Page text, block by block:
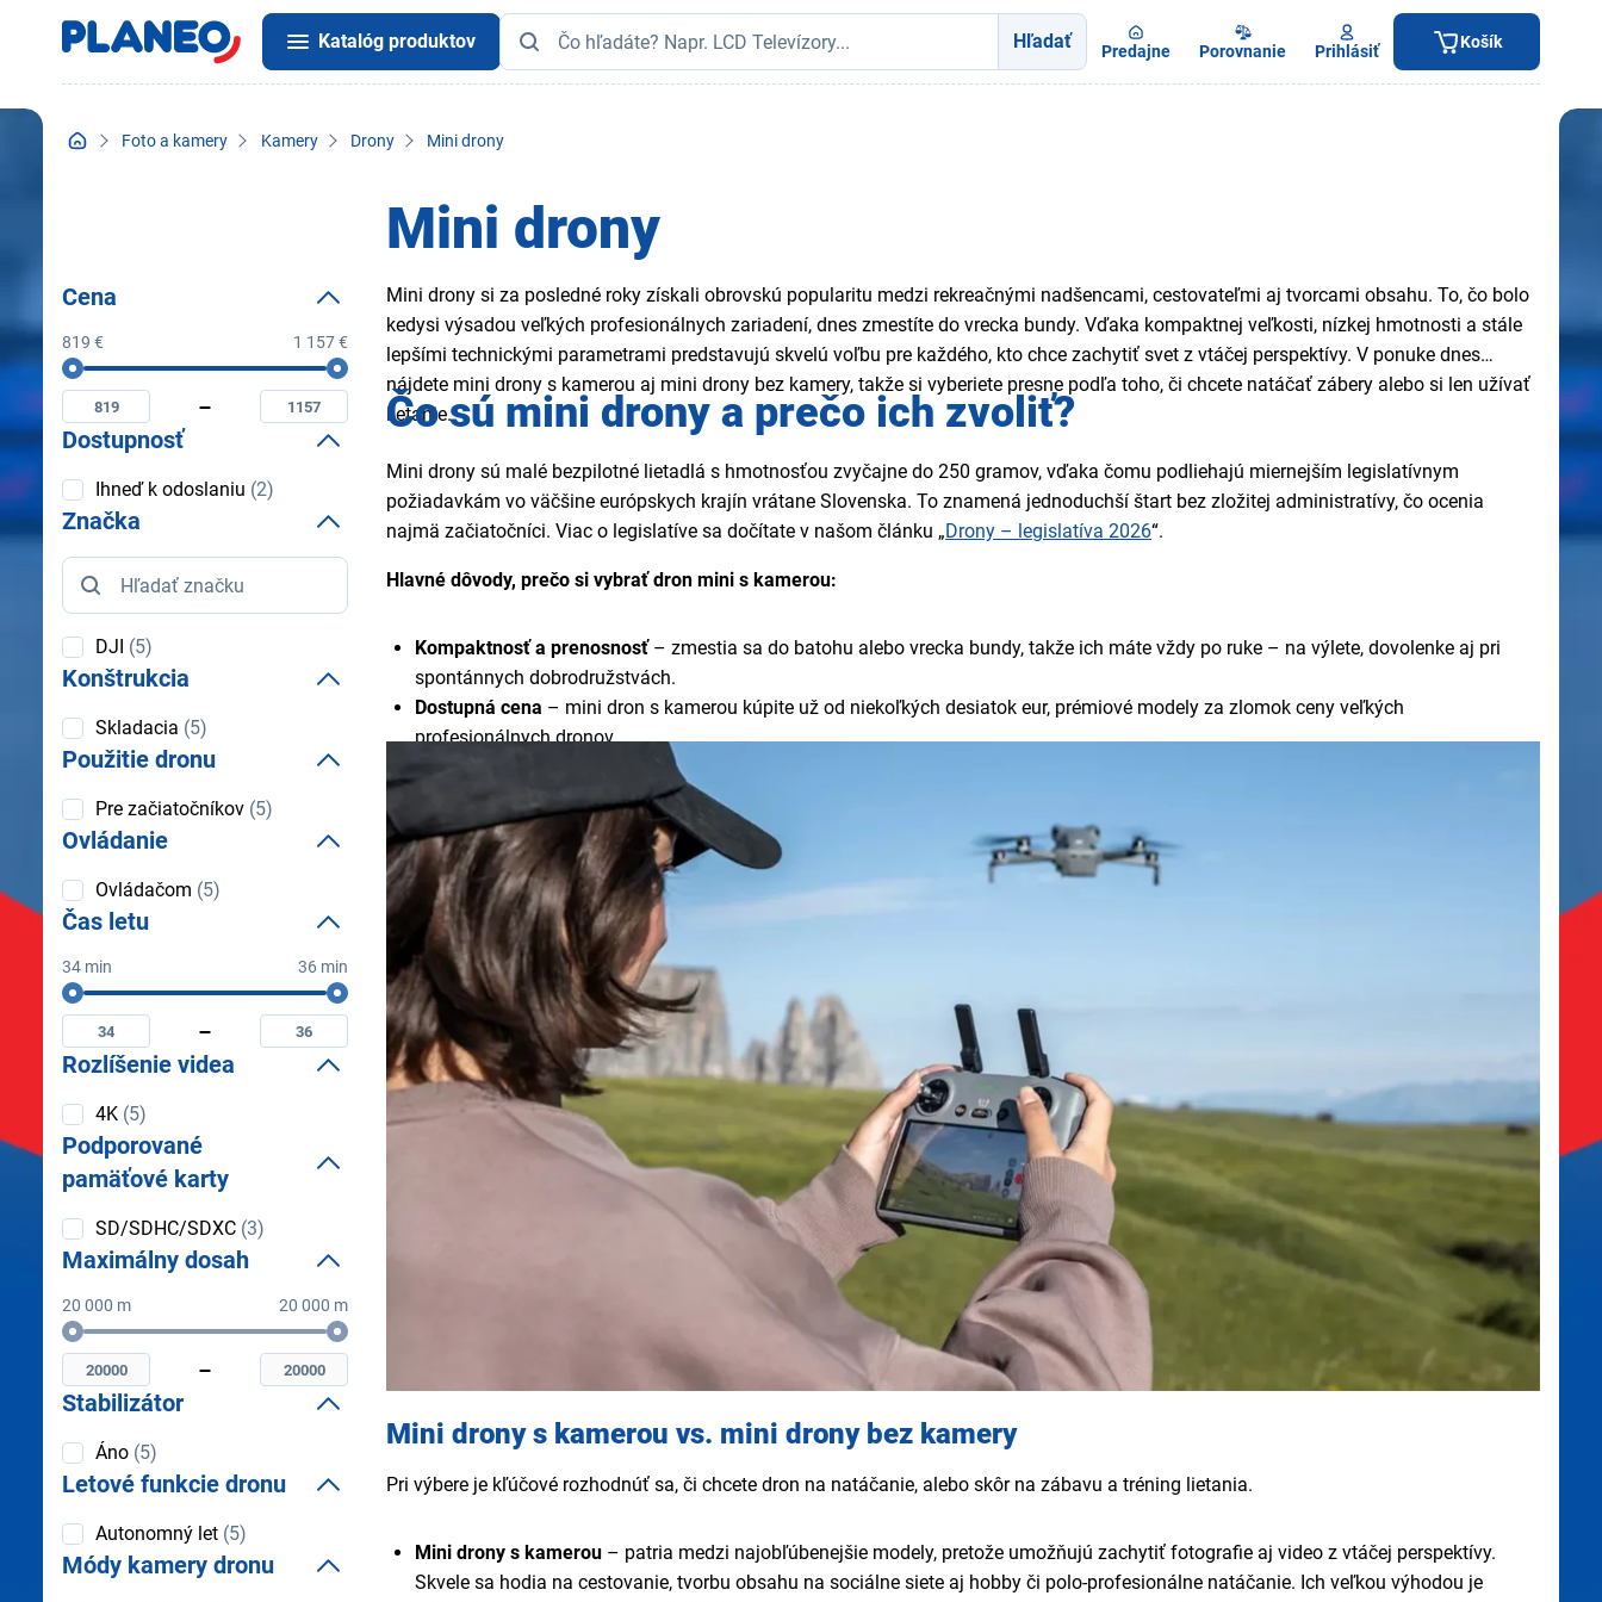
Katalóg produktov Hľadať Predajne Porovnanie Prihlásiť Košík
Foto a kamery Kamery Drony Mini drony
Mini drony
Mini drony si za posledné roky získali obrovskú popularitu medzi rekreačnými nadšencami, cestovateľmi aj tvorcami obsahu. To, čo bolo
kedysi výsadou veľkých profesionálnych zariadení, dnes zmestíte do vrecka bundy. Vďaka kompaktnej veľkosti, nízkej hmotnosti a stále
lepšími technickými parametrami predstavujú skvelú voľbu pre každého, kto chce zachytiť svet z vtáčej perspektívy. V ponuke dnes
nájdete mini drony s kamerou aj mini drony bez kamery, takže si vyberiete presne podľa toho, či chcete natáčať zábery alebo si len užívať
lietanie.
Čo sú mini drony a prečo ich zvoliť?
Mini drony sú malé bezpilotné lietadlá s hmotnosťou zvyčajne do 250 gramov, vďaka čomu podliehajú miernejším legislatívnym
požiadavkám vo väčšine európskych krajín vrátane Slovenska. To znamená jednoduchší štart bez zložitej administratívy, čo ocenia
najmä začiatočníci. Viac o legislatíve sa dočítate v našom článku „Drony – legislatíva 2026“.
Hlavné dôvody, prečo si vybrať dron mini s kamerou:
Kompaktnosť a prenosnosť – zmestia sa do batohu alebo vrecka bundy, takže ich máte vždy po ruke – na výlete, dovolenke aj pri
spontánnych dobrodružstvách.
Dostupná cena – mini dron s kamerou kúpite už od niekoľkých desiatok eur, prémiové modely za zlomok ceny veľkých
profesionálnych dronov.
Kvalitné zábery
– moderné mini drony s kamerou ponúkajú natáčanie v 4K rozlíšení, mechanický 3-osový gimbal a veľké snímače, čo
bolo kedysi výsadou omnoho väčších strojov.
Jednoduchosť ovládania – inteligentné funkcie, automatické režimy letu a pokročilé bezpečnostné systémy zvládnu aj úplní
začiatočníci.
Široké využitie– od cestovania a športu až po tvorbu obsahu pre sociálne siete či polo-profesionálnu videotvorbu.
Mini drony s kamerou vs. mini drony bez kamery
Pri výbere je kľúčové rozhodnúť sa, či chcete dron na natáčanie, alebo skôr na zábavu a tréning lietania.
Mini drony s kamerou – patria medzi najobľúbenejšie modely, pretože umožňujú zachytiť fotografie aj video z vtáčej perspektívy.
Skvele sa hodia na cestovanie, tvorbu obsahu na sociálne siete aj hobby či polo-profesionálne natáčanie. Ich veľkou výhodou je
Cena
819 € 1 157 €
Cena
Minimální
cena
Maximální
cena
Dostupnosť
Dostupnosť
Ihneď k odoslaniu (2)
Značka
Značka
DJI (5)
Konštrukcia
Konštrukcia
Skladacia (5)
Použitie dronu
Použitie
dronu
Pre začiatočníkov (5)
Ovládanie
Ovládanie
Ovládačom (5)
Čas letu
34 min 36 min
Čas
letuMinimální
čas
letu
Maximální
čas
letu
Rozlíšenie videa
Rozlíšenie
videa
4K (5)
Podporované
pamäťové karty
Podporované
pamäťové
karty
SD/SDHC/SDXC (3)
Maximálny dosah
20 000 m 20 000 m
Maximálny
dosah
Minimální
maximálny
dosah
Maximální
maximálny
dosah
Stabilizátor
Stabilizátor
Áno (5)
Letové funkcie dronu
Letové
funkcie
dronu
Autonomný let (5)
Módy kamery dronu